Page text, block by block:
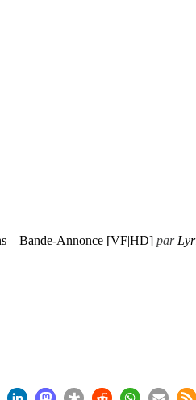
– Bande-Annonce [VF|HD] par